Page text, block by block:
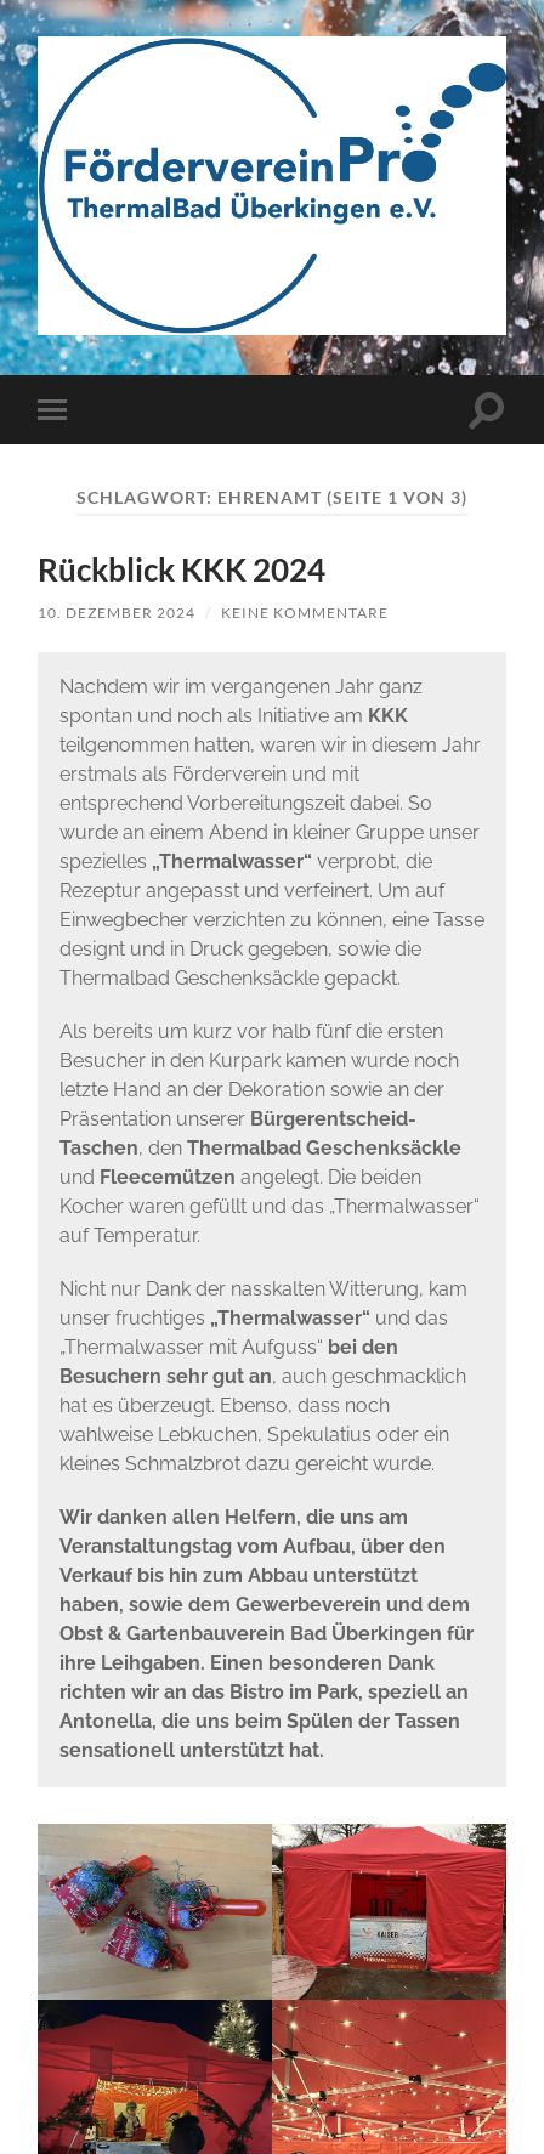
Webseite
des
Fördervereins
Menü
SCHLAGWORT: EHRENAMT (SEITE 1 VON 3)
Rückblick KKK 2024
10. DEZEMBER 2024 / KEINE KOMMENTARE
Nachdem wir im vergangenen Jahr ganz
spontan und noch als Initiative am KKK
teilgenommen hatten, waren wir in diesem Jahr
erstmals als Förderverein und mit
entsprechend Vorbereitungszeit dabei. So
wurde an einem Abend in kleiner Gruppe unser
spezielles „Thermalwasser“ verprobt, die
Rezeptur angepasst und verfeinert. Um auf
Einwegbecher verzichten zu können, eine Tasse
designt und in Druck gegeben, sowie die
Thermalbad Geschenksäckle gepackt.
Als bereits um kurz vor halb fünf die ersten
Besucher in den Kurpark kamen wurde noch
letzte Hand an der Dekoration sowie an der
Präsentation unserer Bürgerentscheid-
Taschen, den Thermalbad Geschenksäckle
und Fleecemützen angelegt. Die beiden
Kocher waren gefüllt und das „Thermalwasser“
auf Temperatur.
Nicht nur Dank der nasskalten Witterung, kam
unser fruchtiges „Thermalwasser“ und das
„Thermalwasser mit Aufguss“ bei den
Besuchern sehr gut an, auch geschmacklich
hat es überzeugt. Ebenso, dass noch
wahlweise Lebkuchen, Spekulatius oder ein
kleines Schmalzbrot dazu gereicht wurde.
Wir danken allen Helfern, die uns am
Veranstaltungstag vom Aufbau, über den
Verkauf bis hin zum Abbau unterstützt
haben, sowie dem Gewerbeverein und dem
Obst & Gartenbauverein Bad Überkingen für
ihre Leihgaben. Einen besonderen Dank
richten wir an das Bistro im Park, speziell an
Antonella, die uns beim Spülen der Tassen
sensationell unterstützt hat.